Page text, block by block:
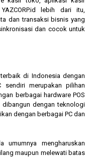
lebih dari itu,
dan transaksi bisnis yang
dan cocok untuk
di Indonesia dengan
merupakan pilihan
berbagai hardware POS
dibangun dengan teknologi
dengan berbagai PC dan
mengharuskan
maupun melewati batas